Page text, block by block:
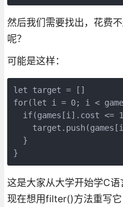
然后我们需要找出，花费
呢？
可能是这样：
let target = []
for(let i = 0; i <
if(games[i].cost <=
  }
这是大家从大学开始学C
现在想用filter()方法重写它